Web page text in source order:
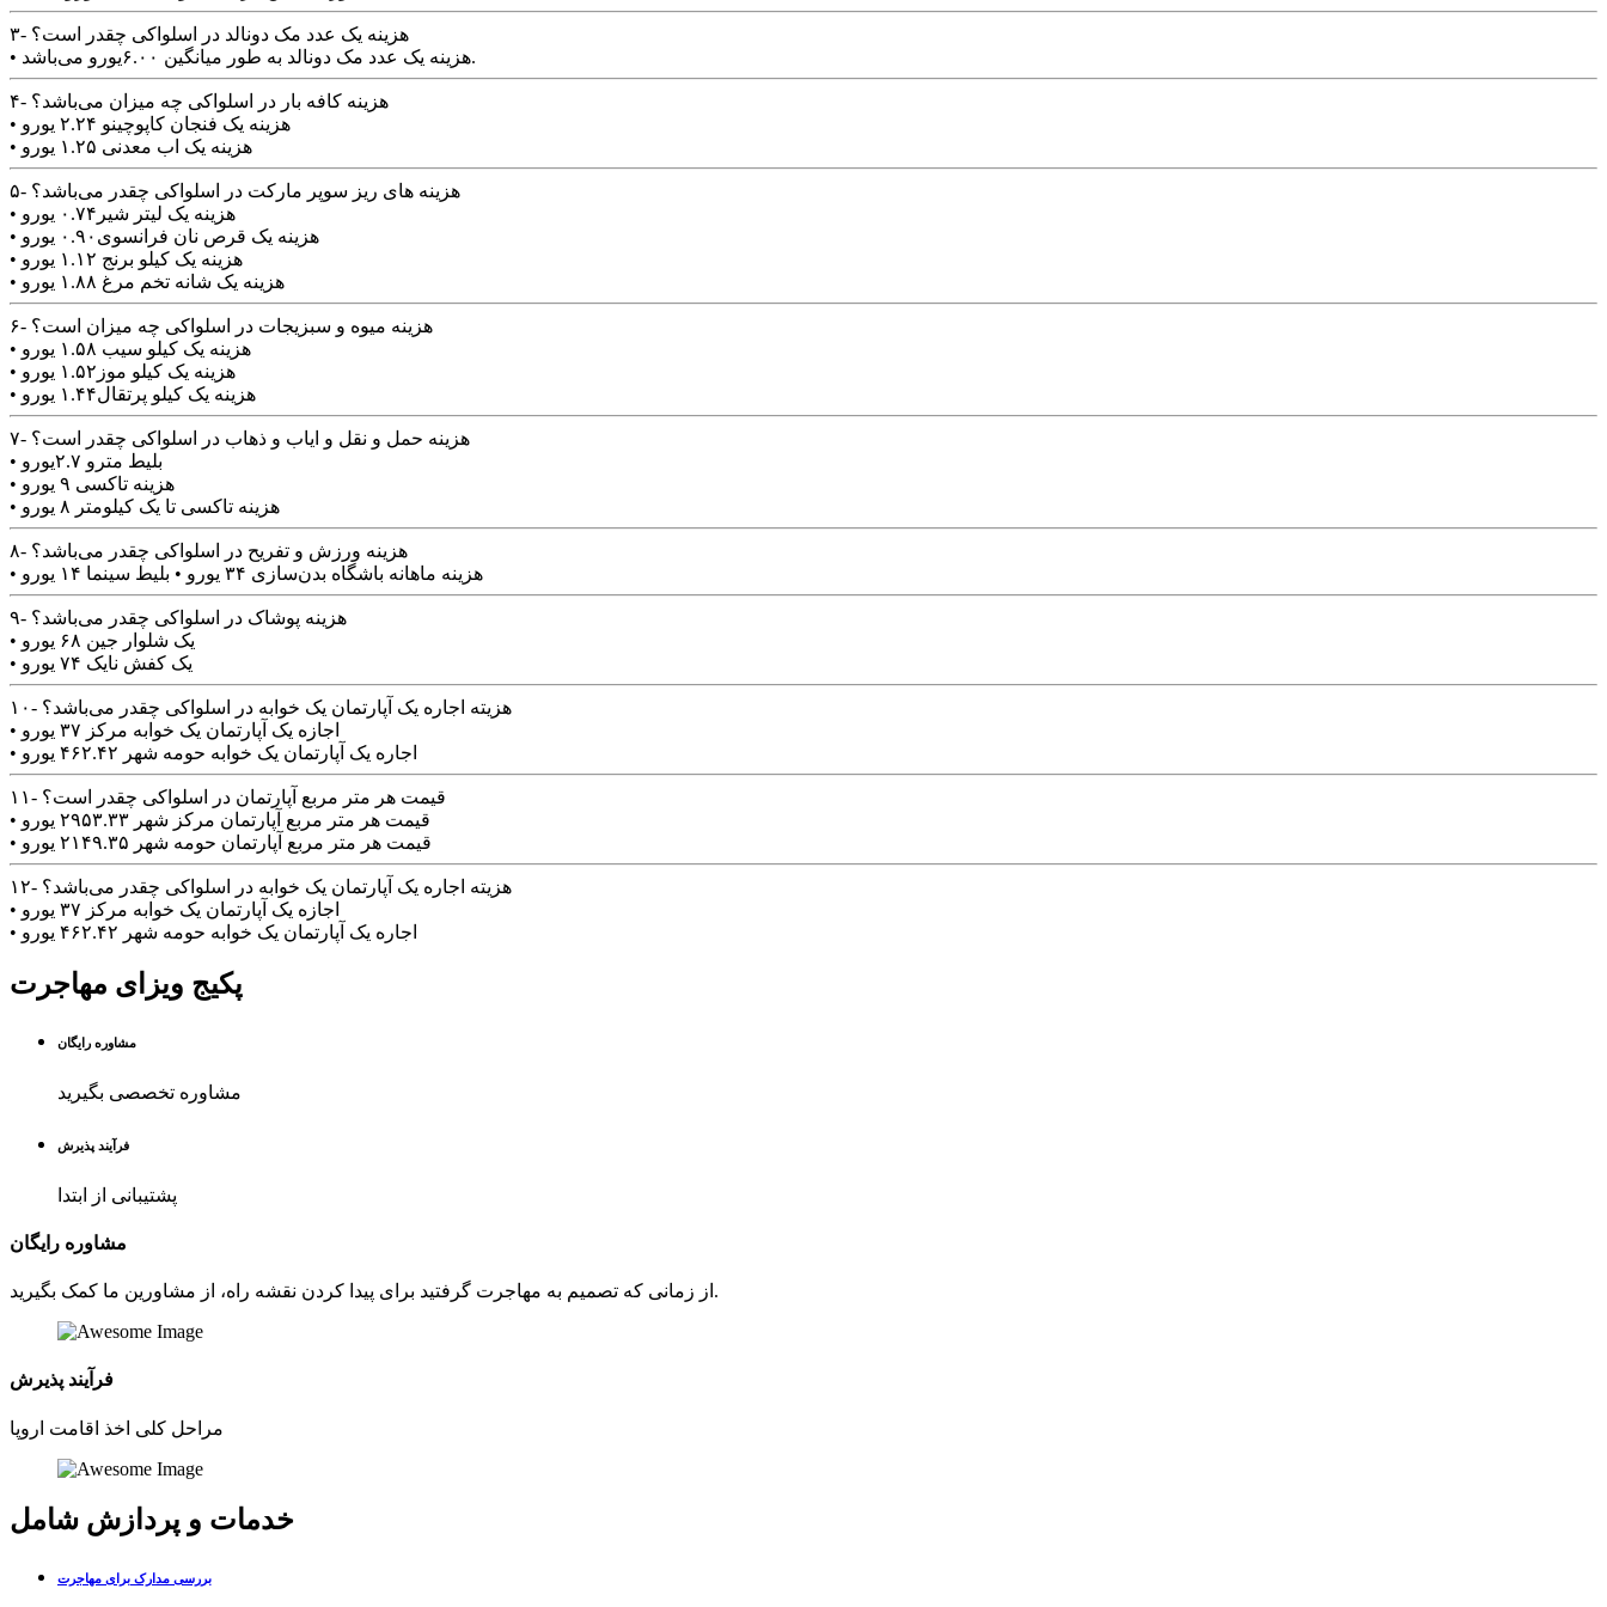
۳- هزینه یک عدد مک دونالد در اسلواکی چقدر است؟
• هزینه یک عدد مک دونالد به طور میانگین ۶.۰۰یورو می‌باشد.
۴- هزینه کافه بار در اسلواکی چه میزان می‌باشد؟
• هزینه یک فنجان کاپوچینو ۲.۲۴ یورو
• هزینه یک اب معدنی ۱.۲۵ یورو
۵- هزینه های ریز سوپر مارکت در اسلواکی چقدر می‌باشد؟
• هزینه یک لیتر شیر۰.۷۴ یورو
• هزینه یک قرص نان فرانسوی۰.۹۰ یورو
• هزینه یک کیلو برنج ۱.۱۲ یورو
• هزینه یک شانه تخم مرغ ۱.۸۸ یورو
۶- هزینه میوه و سبزیجات در اسلواکی چه میزان است؟
• هزینه یک کیلو سیب ۱.۵۸ یورو
• هزینه یک کیلو موز۱.۵۲ یورو
• هزینه یک کیلو پرتقال۱.۴۴ یورو
۷- هزینه حمل و نقل و ایاب و ذهاب در اسلواکی چقدر است؟
• بلیط مترو ۲.۷یورو
• هزینه تاکسی ۹ یورو
• هزینه تاکسی تا یک کیلومتر ۸ یورو
۸- هزینه ورزش و تفریح در اسلواکی چقدر می‌باشد؟
• هزینه ماهانه باشگاه بدن‌سازی ۳۴ یورو • بلیط سینما ۱۴ یورو
۹- هزینه پوشاک در اسلواکی چقدر می‌باشد؟
• یک شلوار جین ۶۸ یورو
• یک کفش نایک ۷۴ یورو
۱۰- هزیته اجاره یک آپارتمان یک خوابه در اسلواکی چقدر می‌باشد؟
• اجازه یک آپارتمان یک خوابه مرکز ۳۷ یورو
• اجاره یک آپارتمان یک خوابه حومه شهر ۴۶۲.۴۲ یورو
۱۱- قیمت هر متر مربع آپارتمان در اسلواکی چقدر است؟
• قیمت هر متر مربع آپارتمان مرکز شهر ۲۹۵۳.۳۳ یورو
• قیمت هر متر مربع آپارتمان حومه شهر ۲۱۴۹.۳۵ یورو
۱۲- هزیته اجاره یک آپارتمان یک خوابه در اسلواکی چقدر می‌باشد؟
• اجازه یک آپارتمان یک خوابه مرکز ۳۷ یورو
• اجاره یک آپارتمان یک خوابه حومه شهر ۴۶۲.۴۲ یورو
پکیج ویزای مهاجرت
مشاوره رایگان
مشاوره تخصصی بگیرید
فرآیند پذیرش
پشتیبانی از ابتدا
مشاوره رایگان
از زمانی که تصمیم به مهاجرت گرفتید برای پیدا کردن نقشه راه، از مشاورین ما کمک بگیرید.
فرآیند پذیرش
مراحل کلی اخذ اقامت اروپا
خدمات و پردازش شامل
بررسی مدارک برای مهاجرت